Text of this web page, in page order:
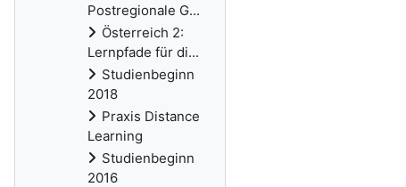
Postregionale G...
Österreich 2:
Lernpfade für di...
Studienbeginn
2018
Praxis Distance
Learning
Studienbeginn
2016